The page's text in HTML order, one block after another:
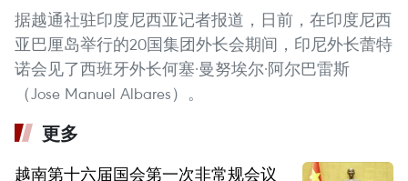
据越通社驻印度尼西亚记者报道，日前，在印度尼西
亚巴厘岛举行的20国集团外长会期间，印尼外长蕾特
诺会见了西班牙外长何塞·曼努埃尔·阿尔巴雷斯
（Jose Manuel Albares）。
更多
越南第十六届国会第一次非常规会议